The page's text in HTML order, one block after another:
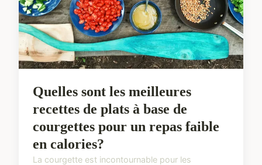
Quelles sont les meilleures
recettes de plats à base de
courgettes pour un repas faible
en calories?
La courgette est incontournable pour les